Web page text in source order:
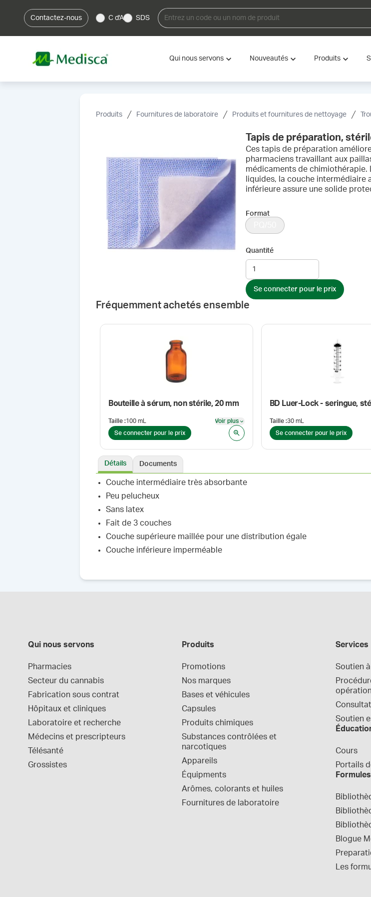
Contactez-nous C d'A SDS
Qui nous servons Nouveautés Produits
Produits Fournitures de laboratoire Produits et fournitures de nettoyage
Tapis de préparation,
Ces tapis de préparation
pharmaciens travaillant aux
médicaments de
liquides, la couche
inférieure assure une solide
Format
Quantité
Se connecter pour le prix
Fréquemment achetés ensemble
Bouteille à sérum, non stérile, 20 mm
Taille :100 mL Voir plus
Se connecter pour le prix
BD Luer-Lock - seringue,
Taille:30 mL
Se connecter pour le prix
Détails Documents
Couche intermédiaire très absorbante
Peu pelucheux
Sans latex
Fait de 3 couches
Couche supérieure maillée pour une distribution égale
Couche inférieure imperméable
Qui nous servons
Pharmacies
Secteur du cannabis
Fabrication sous contrat
Hôpitaux et cliniques
Laboratoire et recherche
Médecins et prescripteurs
Télésanté
Grossistes
Produits
Promotions
Nos marques
Bases et véhicules
Capsules
Produits chimiques
Substances contrôlées et
narcotiques
Appareils
Équipments
Arômes, colorants et huiles
Fournitures de laboratoire
Services
Soutien
Soutien
Cours
Portails
Blogue
Les